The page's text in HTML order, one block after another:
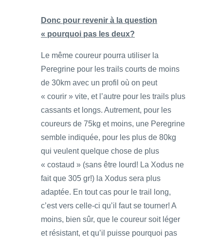
Donc pour revenir à la question
« pourquoi pas les deux?
Le même coureur pourra utiliser la
Peregrine pour les trails courts de moins
de 30km avec un profil où on peut
« courir » vite, et l’autre pour les trails plus
cassants et longs. Autrement, pour les
coureurs de 75kg et moins, une Peregrine
semble indiquée, pour les plus de 80kg
qui veulent quelque chose de plus
« costaud » (sans être lourd! La Xodus ne
fait que 305 gr!) la Xodus sera plus
adaptée. En tout cas pour le trail long,
c’est vers celle-ci qu’il faut se tourner! A
moins, bien sûr, que le coureur soit léger
et résistant, et qu’il puisse pourquoi pas